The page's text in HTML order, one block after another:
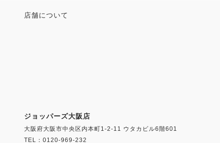
店舗について
ジョッパーズ大阪店
大阪府大阪市中央区内本町1-2-11 ウタカビル6階601
TEL：0120-969-232